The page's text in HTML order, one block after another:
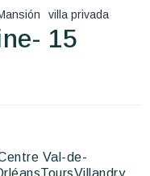
villa privada
15
Val-de-